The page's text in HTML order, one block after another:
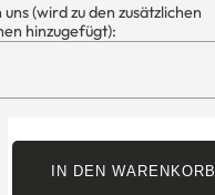
(wird zu den zusätzlichen
hinzugefügt):
IN DEN WARENKORB